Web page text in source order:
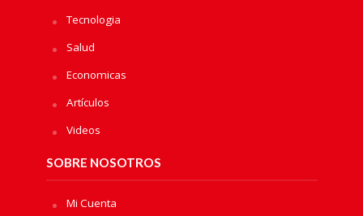
Tecnologia
Salud
Economicas
Artículos
Videos
SOBRE NOSOTROS
Mi Cuenta